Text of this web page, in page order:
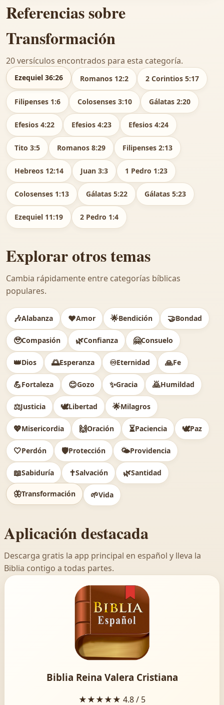
Referencias sobre
Transformación
20 versículos encontrados para esta categoría.
Ezequiel 36:26 Romanos 12:2 2 Corintios 5:17
Filipenses 1:6 Colosenses 3:10 Gálatas 2:20
Efesios 4:22 Efesios 4:23 Efesios 4:24
Tito 3:5 Romanos 8:29 Filipenses 2:13
Hebreos 12:14 Juan 3:3 1 Pedro 1:23
Colosenses 1:13 Gálatas 5:22 Gálatas 5:23
Ezequiel 11:19 2 Pedro 1:4
Explorar otros temas
Cambia rápidamente entre categorías bíblicas
populares.
🎶Alabanza ❤️Amor 🌟Bendición 🤝Bondad
🥹Compasión 🌿Confianza 🤗Consuelo
👑Dios 🌅Esperanza ♾️Eternidad 🙏Fe
💪Fortaleza 😊Gozo ✨Gracia 🙇Humildad
⚖️Justicia 🕊Libertad 🌟Milagros
💖Misericordia 🙌Oración ⏳Paciencia 🕊️Paz
🤍Perdón 🛡️Protección 🌤️Providencia
📖Sabiduría ✝️Salvación 🌿Santidad
🦋Transformación 🌱Vida
Aplicación destacada
Descarga gratis la app principal en español y lleva la
Biblia contigo a todas partes.
Biblia Reina Valera Cristiana
★★★★★ 4.8 / 5